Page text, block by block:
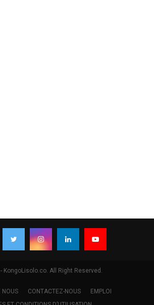
KongoLisolo.co. All Right Reserved.
NOUS CONTACTEZ-NOUS
EMPLOI